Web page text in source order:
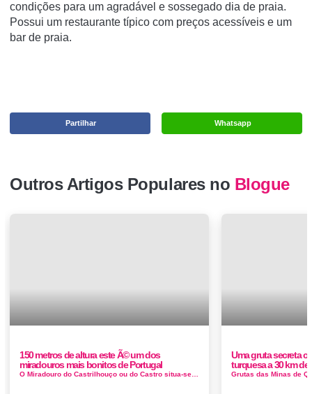
condições para um agradável e sossegado dia de praia.
Possui um restaurante típico com preços acessíveis e um
bar de praia.
Whatsapp
Partilhar
Outros Artigos Populares no Blogue
150 metros de altura este Ã© um dos
miradouros mais bonitos de Portugal
O Miradouro do Castrilhouço ou do Castro situa-se no Castro de vale de Águia Idade do Ferro. Este surge numa arriba em cotovelo, sobre o...
Uma gruta secreta
turquesa a 30 km de